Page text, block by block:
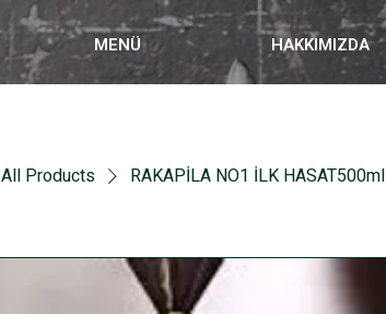
MENÜ HAKKIMIZDA
All Products RAKAPİLA NO1 İLK HASAT500ml